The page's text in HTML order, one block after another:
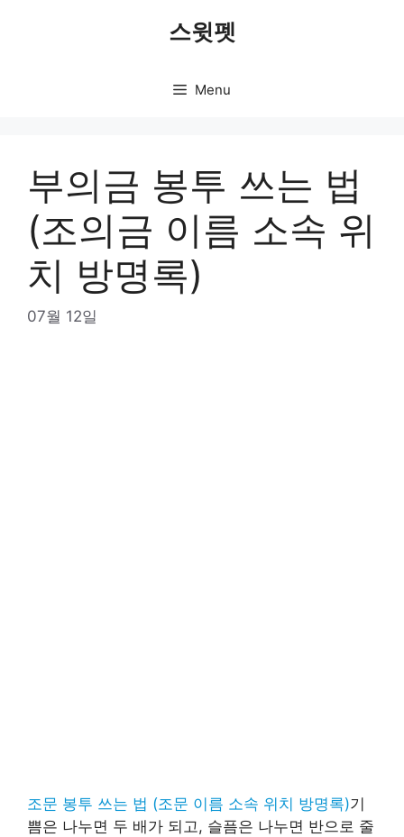
스윗펫
Menu
부의금 봉투 쓰는 법
(조의금 이름 소속 위
치 방명록)
07월 12일
조문 봉투 쓰는 법 (조문 이름 소속 위치 방명록)기
쁨은 나누면 두 배가 되고, 슬픔은 나누면 반으로 줄